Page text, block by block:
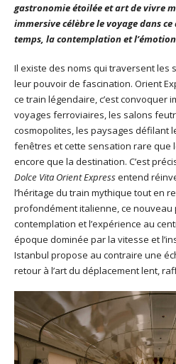
gastronomie étoilée et art de vivre
immersive célèbre le voyage dans
temps, la contemplation et
Il existe des noms qui traversent les
leur pouvoir de fascination. Orient
ce train légendaire, c’est convoquer
voyages ferroviaires, les salons
cosmopolites, les paysages défilant
fenêtres et cette sensation rare que
encore que la destination. C’est
Dolce Vita Orient Expressentend
l’héritage du train mythique tout en
profondément italienne, ce nouveau
contemplation et l’expérience au
époque dominée par la vitesse et
Istanbul propose au contraire une
retour à l’art du déplacement lent,